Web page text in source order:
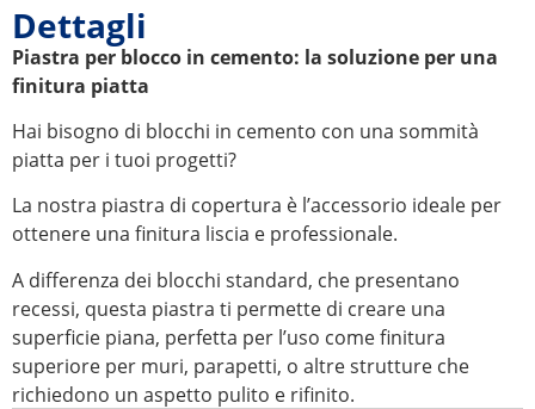
Dettagli
Piastra per blocco in cemento: la soluzione per una
finitura piatta
Hai bisogno di blocchi in cemento con una sommità
piatta per i tuoi progetti?
La nostra piastra di copertura è l’accessorio ideale per
ottenere una finitura liscia e professionale.
A differenza dei blocchi standard, che presentano
recessi, questa piastra ti permette di creare una
superficie piana, perfetta per l’uso come finitura
superiore per muri, parapetti, o altre strutture che
richiedono un aspetto pulito e rifinito.